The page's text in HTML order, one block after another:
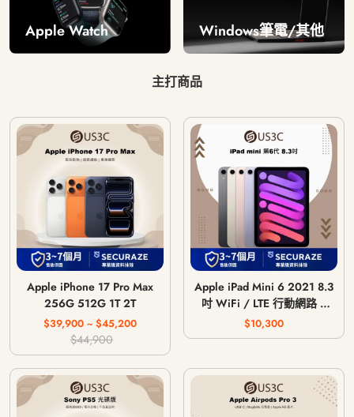
Apple Watch Windows筆電/其他
主打商品
Apple iPhone 17 Pro Max
256G 512G 1T 2T
$39,900 ~ $45,200
$44,900
Apple iPad Mini 6 2021 8.3
吋 WiFi / LTE 行動網路 /
64G 256G
$10,300